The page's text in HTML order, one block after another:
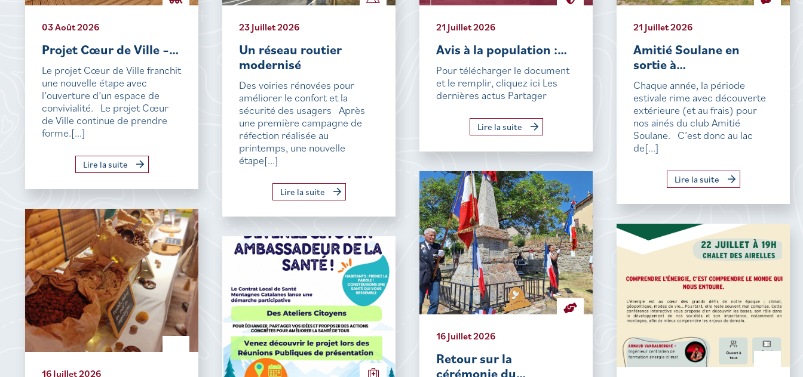
03 Août 2026
Projet Cœur de Ville –…
Le projet Cœur de Ville franchit
une nouvelle étape avec
l’ouverture d’un espace de
convivialité. Le projet Cœur
de Ville continue de prendre
forme.[...]
Lire la suite
23 Juillet 2026
Un réseau routier
modernisé
Des voiries rénovées pour
améliorer le confort et la
sécurité des usagers Après
une première campagne de
réfection réalisée au
printemps, une nouvelle
étape[...]
Lire la suite
21 Juillet 2026
Avis à la population :…
Pour télécharger le document
et le remplir, cliquez ici Les
dernières actus Partager
Lire la suite
21 Juillet 2026
Amitié Soulane en
sortie à…
Chaque année, la période
estivale rime avec découverte
extérieure (et au frais) pour
nos ainés du club Amitié
Soulane. C’est donc au lac
de[...]
Lire la suite
16 Juillet 2026
Retour sur la
cérémonie du…
16 Juillet 2026